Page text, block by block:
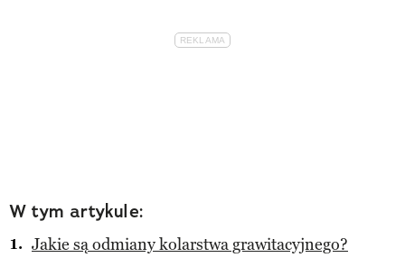
W tym artykule:
Jakie są odmiany kolarstwa grawitacyjnego?